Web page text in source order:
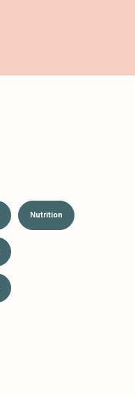
Nutrition